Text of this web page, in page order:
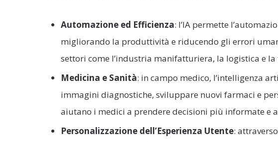
Automazione ed Efficienza: l’IA permette
migliorando la produttività e riducendo gli errori
settori come l’industria manifatturiera, la logistica e la
Medicina e Sanità: in campo medico, l’intelligenza
immagini diagnostiche, sviluppare nuovi farmaci e
aiutano i medici a prendere decisioni più informate e
Personalizzazione dell’Esperienza Utente: